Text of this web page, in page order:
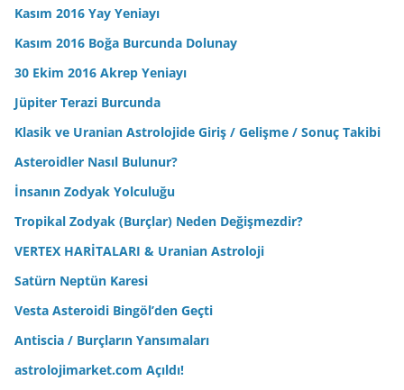
Kasım 2016 Yay Yeniayı
Kasım 2016 Boğa Burcunda Dolunay
30 Ekim 2016 Akrep Yeniayı
Jüpiter Terazi Burcunda
Klasik ve Uranian Astrolojide Giriş / Gelişme / Sonuç Takibi
Asteroidler Nasıl Bulunur?
İnsanın Zodyak Yolculuğu
Tropikal Zodyak (Burçlar) Neden Değişmezdir?
VERTEX HARİTALARI & Uranian Astroloji
Satürn Neptün Karesi
Vesta Asteroidi Bingöl’den Geçti
Antiscia / Burçların Yansımaları
astrolojimarket.com Açıldı!